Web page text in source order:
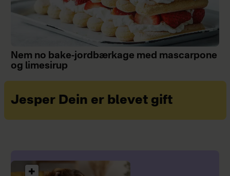
Nem no bake-jordbærkage med mascarpone
og limesirup
Jesper Dein er blevet gift